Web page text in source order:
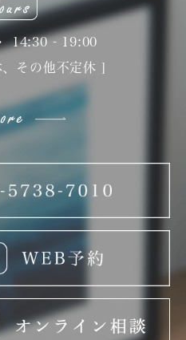
14:30 - 19:00
その他不定休 ]